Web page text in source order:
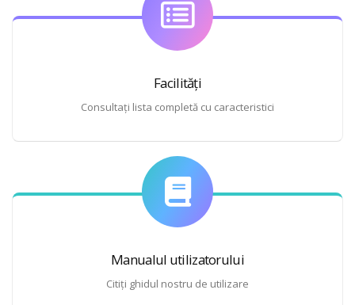
Facilități
Consultați lista completă cu caracteristici
Manualul utilizatorului
Citiți ghidul nostru de utilizare